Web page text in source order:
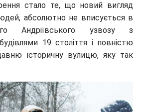
стало те, що новий вигляд
абсолютно не вписується в
Андріївського узвозу з
19 століття і повністю
історичну вулицю, яку так